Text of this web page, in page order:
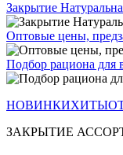
Закрытие
Оптовые цены,
Подбор рациона для
НОВИНКИХИТЫ
ЗАКРЫТИЕ